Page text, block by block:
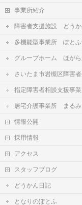
事業所紹介
障害者支援施設 どうか
多機能型事業所 ぽと
グループホーム ほがら
さいたま市岩槻区障害
指定障害者相談支援事
居宅介護事業所 まるみ
情報公開
採用情報
アクセス
スタッフブログ
どうかん日記
となりのぽとふ